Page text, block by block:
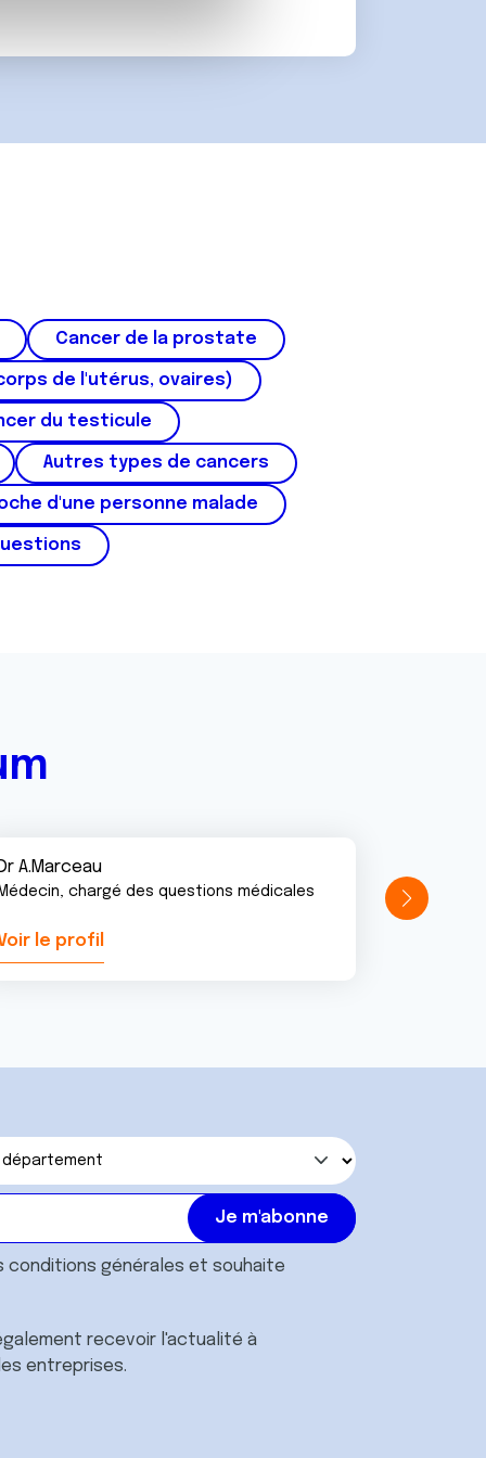
informations que
Cancer de la prostate
de l'utérus, ovaires)
du testicule
Autres types de cancers
d'une personne malade
Dr A.Marceau
Médecin, chargé des questions médicales
le profil
conditions générales et souhaite
recevoir l'actualité à
entreprises.